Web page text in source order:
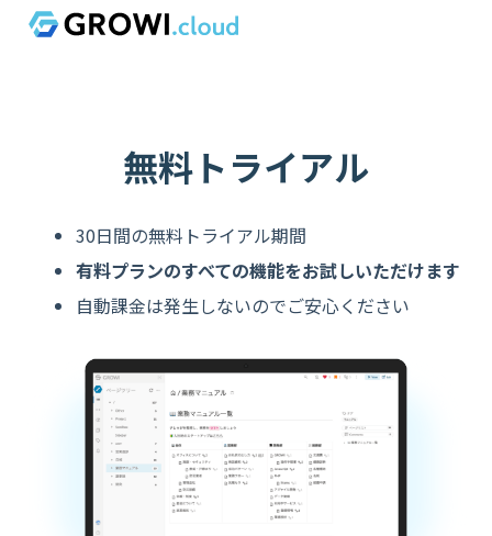
Skip to content
無料トライアル
30日間の無料トライアル期間
有料プランのすべての機能をお試しいただけます
自動課金は発生しないのでご安心ください